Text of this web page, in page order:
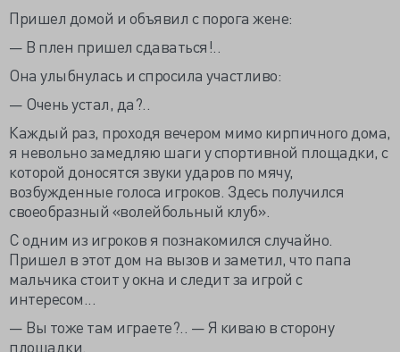
Пришел домой и объявил с порога жене:
— В плен пришел сдаваться!..
Она улыбнулась и спросила участливо:
— Очень устал, да?..
Каждый раз, проходя вечером мимо кирпичного дома,
я невольно замедляю шаги у спортивной площадки, с
которой доносятся звуки ударов по мячу,
возбужденные голоса игроков. Здесь получился
своеобразный «волейбольный клуб».
С одним из игроков я познакомился случайно.
Пришел в этот дом на вызов и заметил, что папа
мальчика стоит у окна и следит за игрой с
интересом...
— Вы тоже там играете?.. — Я киваю в сторону
площадки.